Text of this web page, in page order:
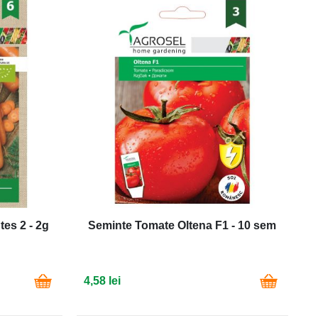
2 - 2g Seminte Tomate Oltena F1 - 10 sem
4,58 lei